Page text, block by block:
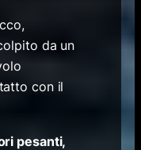
da un
con il
pesanti,